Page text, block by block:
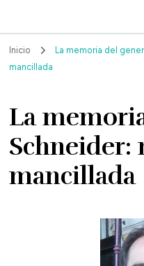
Inicio
La memoria del
mancillada
La
Schneider:
mancillada